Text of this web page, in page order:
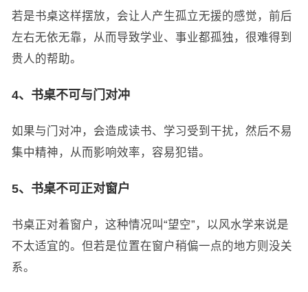
若是书桌这样摆放，会让人产生孤立无援的感觉，前后
左右无依无靠，从而导致学业、事业都孤独，很难得到
贵人的帮助。
4、书桌不可与门对冲
如果与门对冲，会造成读书、学习受到干扰，然后不易
集中精神，从而影响效率，容易犯错。
5、书桌不可正对窗户
书桌正对着窗户，这种情况叫“望空”，以风水学来说是
不太适宜的。但若是位置在窗户稍偏一点的地方则没关
系。